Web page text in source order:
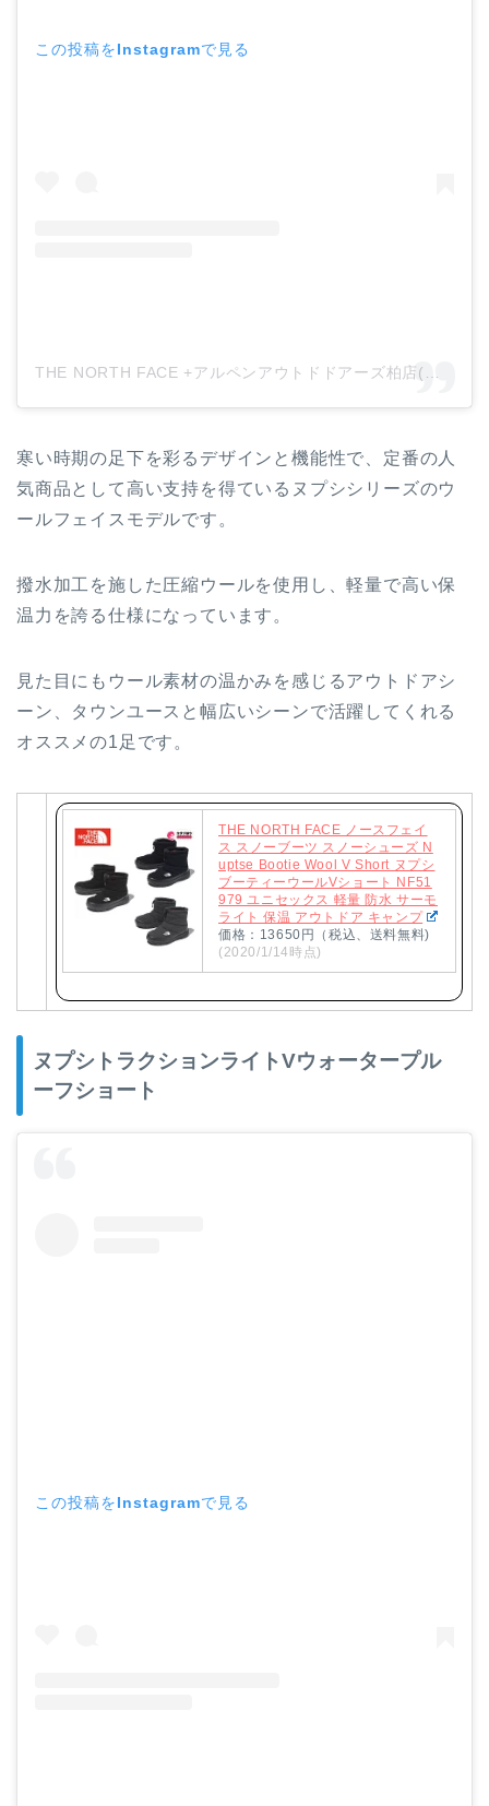
この投稿をInstagramで見る
寒い時期の足下を彩るデザインと機能性で、定番の人
気商品として高い支持を得ているヌプシシリーズのウ
ールフェイスモデルです。
撥水加工を施した圧縮ウールを使用し、軽量で高い保
温力を誇る仕様になっています。
見た目にもウール素材の温かみを感じるアウトドアシ
ーン、タウンユースと幅広いシーンで活躍してくれる
オススメの1足です。
THE NORTH FACE ノースフェイ
ス スノーブーツ スノーシューズ N
uptse Bootie Wool V Short ヌプシ
ブーティーウールVショート NF51
979 ユニセックス 軽量 防水 サーモ
ライト 保温 アウトドア キャンプ
価格：13650円（税込、送料無料)
(2020/1/14時点)
ヌプシトラクションライトVウォータープル
ーフショート
この投稿をInstagramで見る